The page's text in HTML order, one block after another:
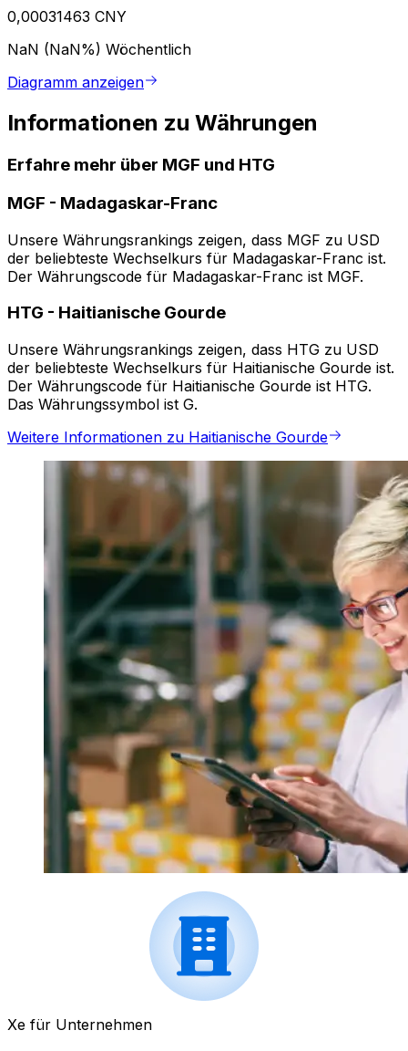
0,00031463 CNY
NaN (NaN%) Wöchentlich
Diagramm anzeigen
Informationen zu Währungen
Erfahre mehr über MGF und HTG
MGF - Madagaskar-Franc
Unsere Währungsrankings zeigen, dass MGF zu USD
der beliebteste Wechselkurs für Madagaskar-Franc ist.
Der Währungscode für Madagaskar-Franc ist MGF.
HTG - Haitianische Gourde
Unsere Währungsrankings zeigen, dass HTG zu USD
der beliebteste Wechselkurs für Haitianische Gourde ist.
Der Währungscode für Haitianische Gourde ist HTG.
Das Währungssymbol ist G.
Weitere Informationen zu Haitianische Gourde
Xe für Unternehmen